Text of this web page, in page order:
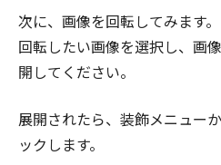
次に、画像を回転してみます。
回転したい画像を選択し、画
開してください。
展開されたら、装飾メニュー
ックします。